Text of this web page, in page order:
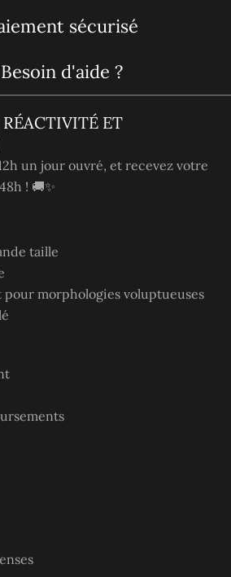
sécurisé
Besoin d'aide ?
ET
un jour ouvré, et recevez votre
! 🚚✨
taille
pour morphologies voluptueuses